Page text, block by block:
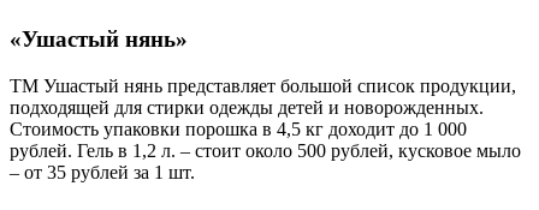
«Ушастый нянь»
ТМ Ушастый нянь представляет большой список продукции,
подходящей для стирки одежды детей и новорожденных.
Стоимость упаковки порошка в 4,5 кг доходит до 1 000
рублей. Гель в 1,2 л. – стоит около 500 рублей, кусковое мыло
– от 35 рублей за 1 шт.